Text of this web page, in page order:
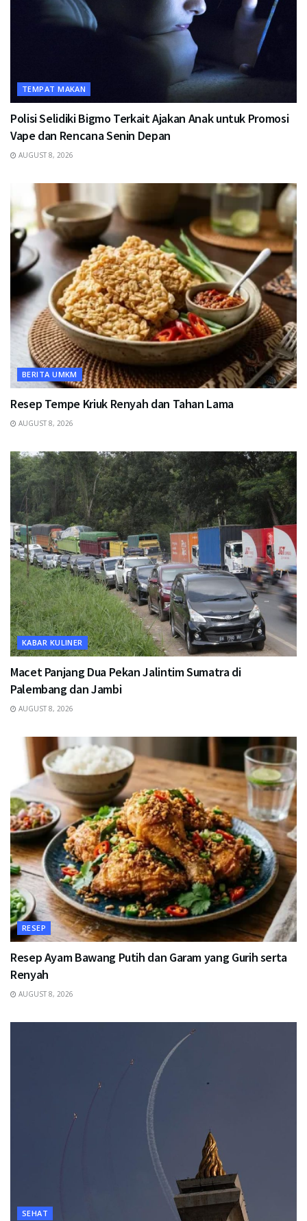
TEMPAT MAKAN
Polisi Selidiki Bigmo Terkait Ajakan Anak untuk Promosi
Vape dan Rencana Senin Depan
AUGUST 8, 2026
BERITA UMKM
Resep Tempe Kriuk Renyah dan Tahan Lama
AUGUST 8, 2026
KABAR KULINER
Macet Panjang Dua Pekan Jalintim Sumatra di
Palembang dan Jambi
AUGUST 8, 2026
RESEP
Resep Ayam Bawang Putih dan Garam yang Gurih serta
Renyah
AUGUST 8, 2026
SEHAT